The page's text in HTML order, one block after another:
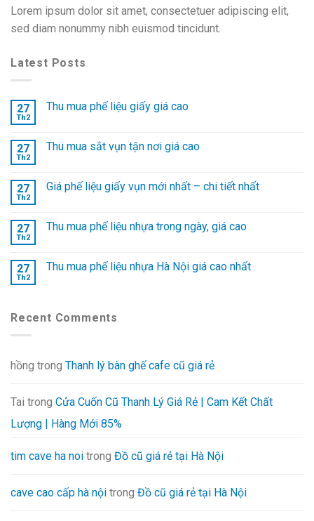
Lorem ipsum dolor sit amet, consectetuer adipiscing elit,
sed diam nonummy nibh euismod tincidunt.
Latest Posts
27
Th2
Thu mua phế liệu giấy giá cao
27
Th2
Thu mua sắt vụn tận nơi giá cao
27
Th2
Giá phế liệu giấy vụn mới nhất – chi tiết nhất
27
Th2
Thu mua phế liệu nhựa trong ngày, giá cao
27
Th2
Thu mua phế liệu nhựa Hà Nội giá cao nhất
Recent Comments
hồng trong Thanh lý bàn ghế cafe cũ giá rẻ
Tai trong Cửa Cuốn Cũ Thanh Lý Giá Rẻ | Cam Kết Chất
Lượng | Hàng Mới 85%
tim cave ha noi trong Đồ cũ giá rẻ tại Hà Nội
cave cao cấp hà nội trong Đồ cũ giá rẻ tại Hà Nội